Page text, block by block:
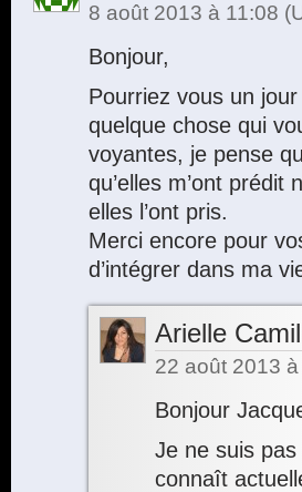
8 août 2013 à 11:08
Bonjour,
Pourriez vous un
quelque chose qui
voyantes, je pense
qu’elles m’ont
elles l’ont pris.
Merci encore pour
d’intégrer dans ma
Arielle
22 août 2013
Bonjour
Je ne suis pas
connaît